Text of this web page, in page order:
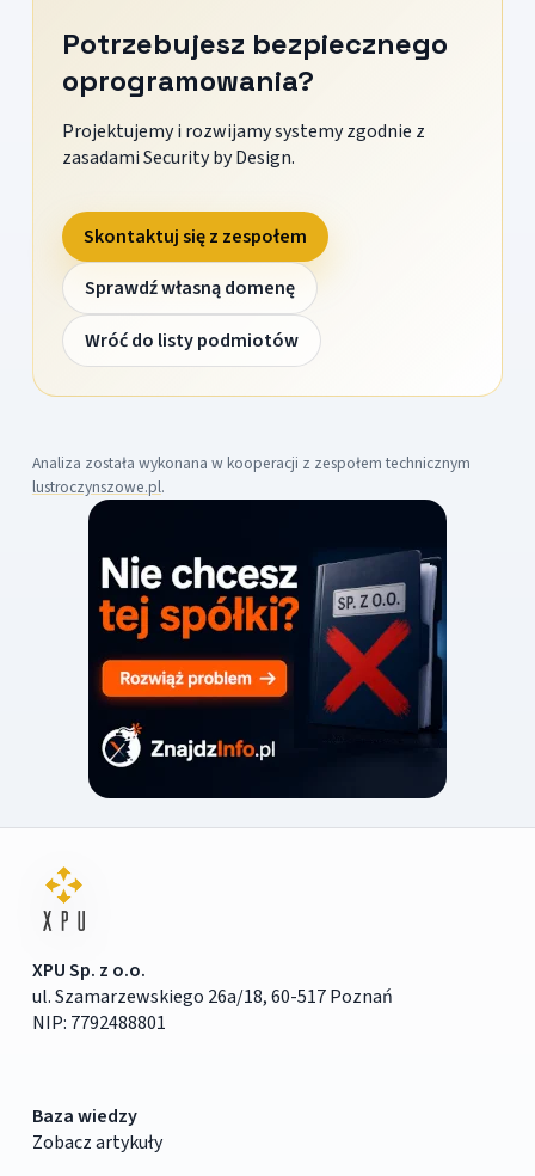
Potrzebujesz bezpiecznego
oprogramowania?
Projektujemy i rozwijamy systemy zgodnie z
zasadami Security by Design.
Skontaktuj się z zespołem
Sprawdź własną domenę
Wróć do listy podmiotów
Analiza została wykonana w kooperacji z zespołem technicznym
lustroczynszowe.pl.
XPU Sp. z o.o.
ul. Szamarzewskiego 26a/18, 60-517 Poznań
NIP: 7792488801
Baza wiedzy
Zobacz artykuły